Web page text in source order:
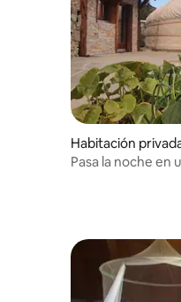
Habitación
Pasa la noche en